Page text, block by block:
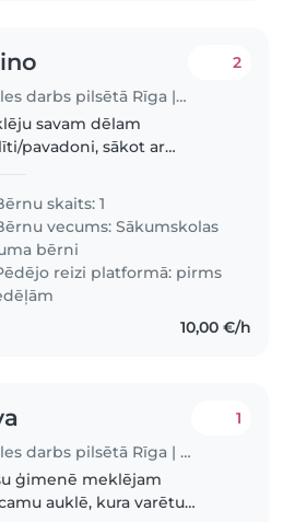
Aukles darbs pilsētā Rīga | Babysits
2
savam dēlam
pavadoni, sākot ar
katru otro nedēļu, bērna
mājās no skolas
centrā uz mājām
laika posmā..
skaits: 1
vecums:Sākumskolas
bērni
reizi platformā: pirms
10,00 €/h
Aukles darbs pilsētā Rīga | Babysits
1
ģimenē meklējam
auklē, kura varētu